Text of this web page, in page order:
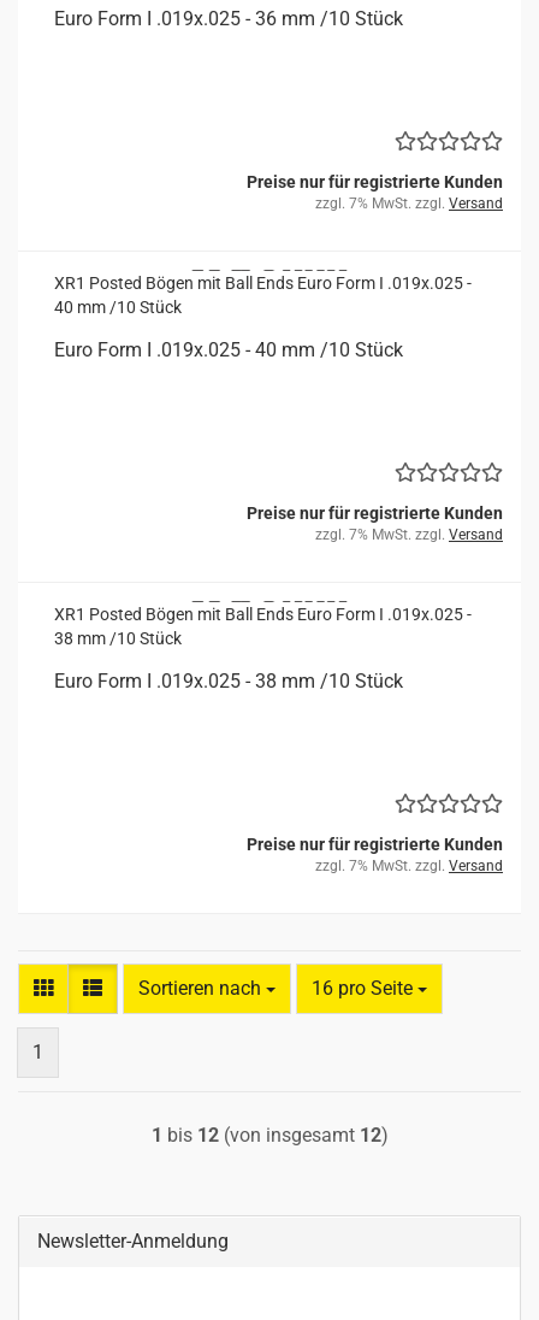
Euro Form I .019x.025 - 36 mm /10 Stück
Preise nur für registrierte Kunden
zzgl. 7% MwSt. zzgl. Versand
XR1 Posted Bögen mit Ball Ends Euro Form I .019x.025 -
40 mm /10 Stück
Euro Form I .019x.025 - 40 mm /10 Stück
Preise nur für registrierte Kunden
zzgl. 7% MwSt. zzgl. Versand
XR1 Posted Bögen mit Ball Ends Euro Form I .019x.025 -
38 mm /10 Stück
Euro Form I .019x.025 - 38 mm /10 Stück
Preise nur für registrierte Kunden
zzgl. 7% MwSt. zzgl. Versand
Sortieren nach
Sortieren nach 16 pro Seite
pro Seite
1
1 bis 12(von insgesamt 12)
Newsletter-Anmeldung